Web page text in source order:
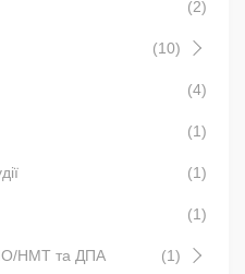
(2)
(10)
(4)
(1)
(1)
(1)
НМТ та ДПА (1)